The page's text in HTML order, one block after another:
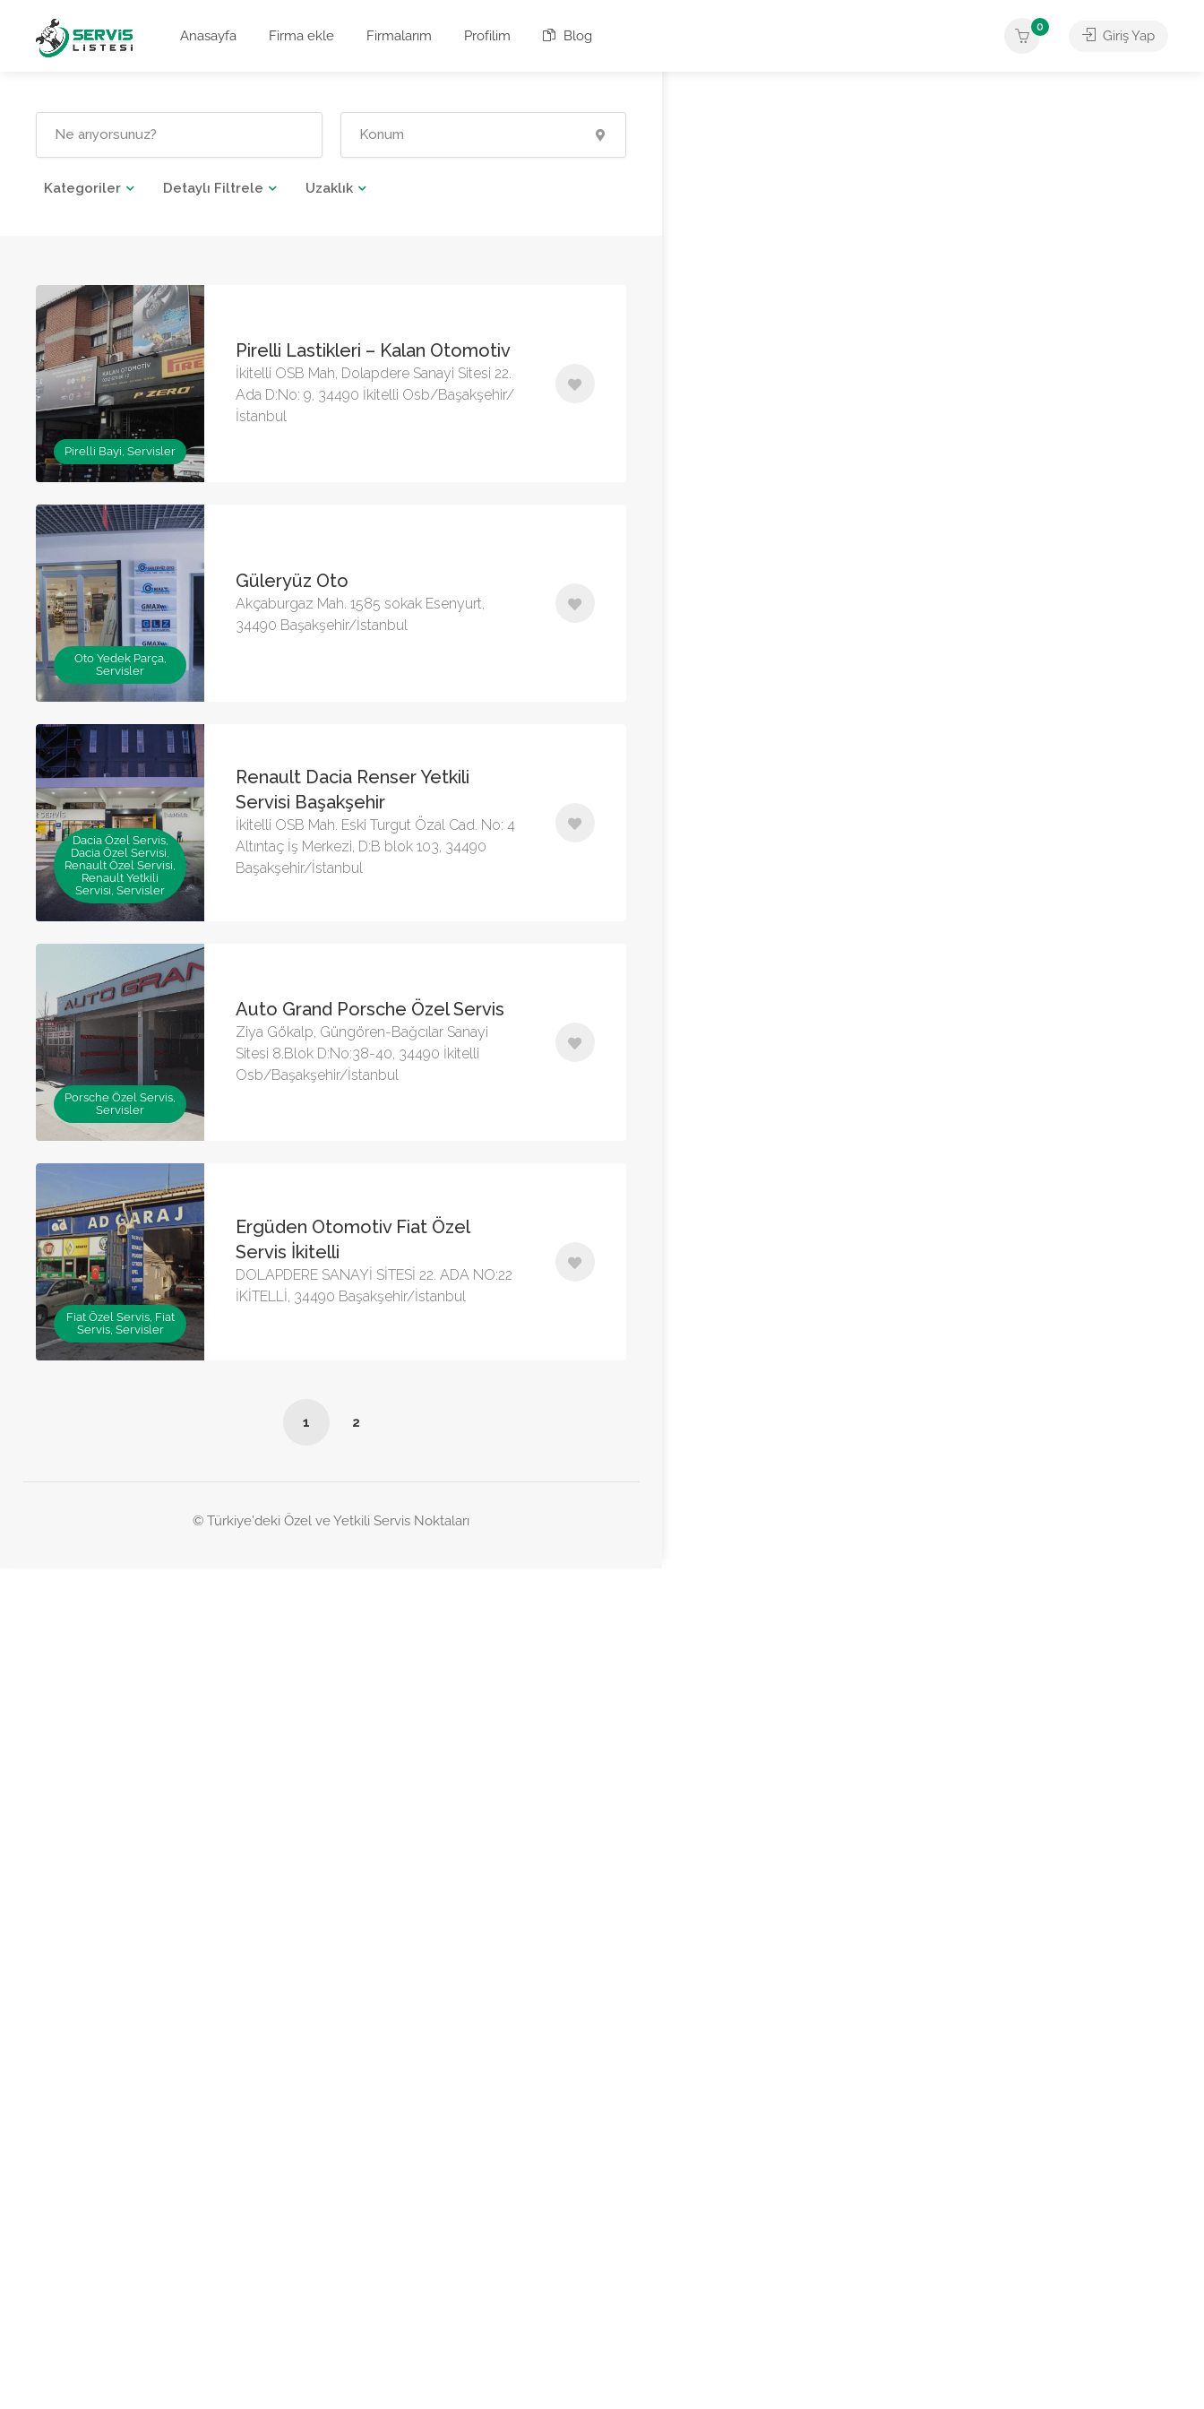
Anasayfa Firma ekle Firmalarım Profilim Blog
0
Giriş Yap
Kategoriler Detaylı Filtrele Uzaklık
Pirelli Bayi, Servisler
Pirelli Lastikleri – Kalan Otomotiv
İkitelli OSB Mah, Dolapdere Sanayi Sitesi 22.
Ada D:No: 9, 34490 İkitelli Osb/Başakşehir/
İstanbul
Oto Yedek Parça,
Servisler
Güleryüz Oto
Akçaburgaz Mah. 1585 sokak Esenyurt,
34490 Başakşehir/İstanbul
Dacia Özel Servis,
Dacia Özel Servisi,
Renault Özel Servisi,
Renault Yetkili
Servisi, Servisler
Renault Dacia Renser Yetkili
Servisi Başakşehir
İkitelli OSB Mah. Eski Turgut Özal Cad. No: 4
Altıntaç İş Merkezi, D:B blok 103, 34490
Başakşehir/İstanbul
Porsche Özel Servis,
Servisler
Auto Grand Porsche Özel Servis
Ziya Gökalp, Güngören-Bağcılar Sanayi
Sitesi 8.Blok D:No:38-40, 34490 İkitelli
Osb/Başakşehir/İstanbul
Fiat Özel Servis, Fiat
Servis, Servisler
Ergüden Otomotiv Fiat Özel
Servis İkitelli
DOLAPDERE SANAYİ SİTESİ 22. ADA NO:22
İKİTELLİ, 34490 Başakşehir/İstanbul
1 2
© Türkiye'deki Özel ve Yetkili Servis Noktaları